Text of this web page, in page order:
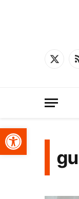
Obre la barra d'eines
X